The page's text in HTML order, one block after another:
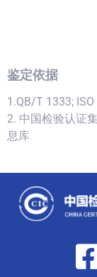
鉴定依据
1.QB/T 1333; ISO
2. 中国检验认证
息库